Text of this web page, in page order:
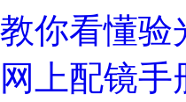
教你看懂验
网上配镜手